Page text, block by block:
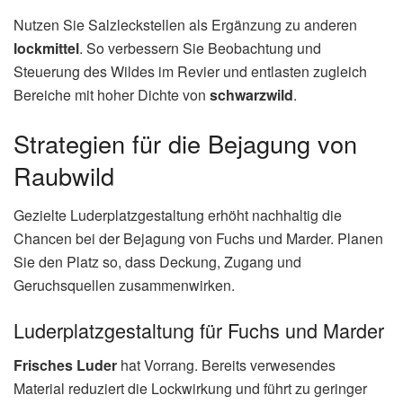
Nutzen Sie Salzleckstellen als Ergänzung zu anderen
lockmittel. So verbessern Sie Beobachtung und
Steuerung des Wildes im Revier und entlasten zugleich
Bereiche mit hoher Dichte von schwarzwild.
Strategien für die Bejagung von
Raubwild
Gezielte Luderplatzgestaltung erhöht nachhaltig die
Chancen bei der Bejagung von Fuchs und Marder. Planen
Sie den Platz so, dass Deckung, Zugang und
Geruchsquellen zusammenwirken.
Luderplatzgestaltung für Fuchs und Marder
Frisches Luder hat Vorrang. Bereits verwesendes
Material reduziert die Lockwirkung und führt zu geringer